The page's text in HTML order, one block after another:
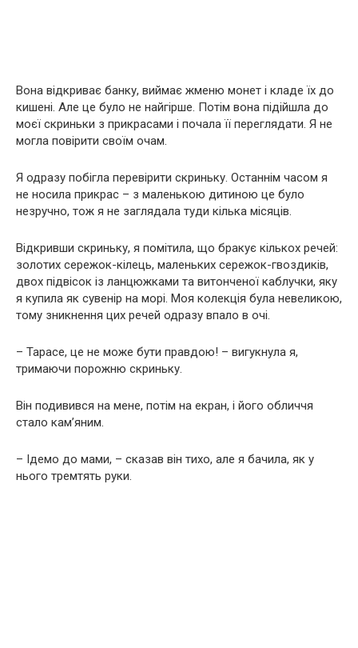
Вона відкриває банку, виймає жменю монет і кладе їх до
кишені. Але це було не найгірше. Потім вона підійшла до
моєї скриньки з прикрасами і почала її переглядати. Я не
могла повірити своїм очам.
Я одразу побігла перевірити скриньку. Останнім часом я
не носила прикрас – з маленькою дитиною це було
незручно, тож я не заглядала туди кілька місяців.
Відкривши скриньку, я помітила, що бракує кількох речей:
золотих сережок-кілець, маленьких сережок-гвоздиків,
двох підвісок із ланцюжками та витонченої каблучки, яку
я купила як сувенір на морі. Моя колекція була невеликою,
тому зникнення цих речей одразу впало в очі.
– Тарасе, це не може бути правдою! – вигукнула я,
тримаючи порожню скриньку.
Він подивився на мене, потім на екран, і його обличчя
стало кам’яним.
– Ідемо до мами, – сказав він тихо, але я бачила, як у
нього тремтять руки.